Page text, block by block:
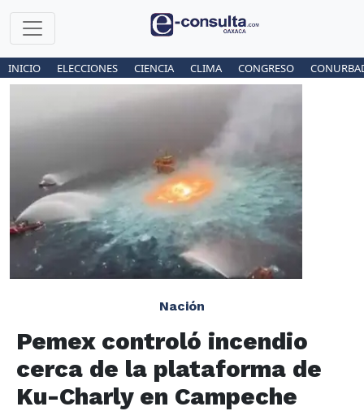
INICIO ELECCIONES CIENCIA CLIMA CONGRESO
Nación
Pemex controló incendio
cerca de la plataforma de
Ku-Charly en Campeche